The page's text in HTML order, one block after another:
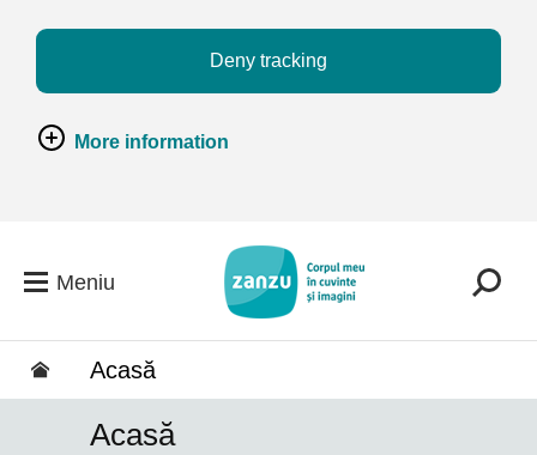
Deny tracking
More information
Meniu
Acasă
Acasă